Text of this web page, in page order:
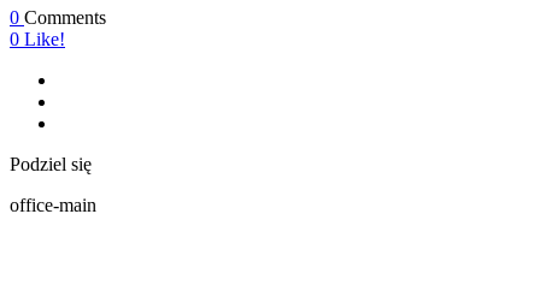
0 Comments
0 Like!
Podziel się
office-main